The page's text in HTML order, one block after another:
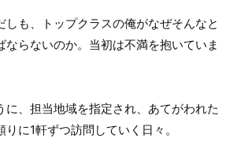
しも、トップクラスの俺がなぜそんなと
ならないのか。当初は不満を抱いていま
に、担当地域を指定され、あてがわれた
に1軒ずつ訪問していく日々。